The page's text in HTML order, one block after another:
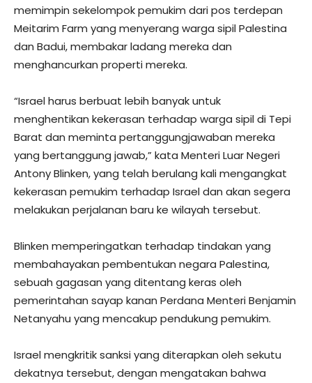
memimpin sekelompok pemukim dari pos terdepan
Meitarim Farm yang menyerang warga sipil Palestina
dan Badui, membakar ladang mereka dan
menghancurkan properti mereka.
“Israel harus berbuat lebih banyak untuk
menghentikan kekerasan terhadap warga sipil di Tepi
Barat dan meminta pertanggungjawaban mereka
yang bertanggung jawab,” kata Menteri Luar Negeri
Antony Blinken, yang telah berulang kali mengangkat
kekerasan pemukim terhadap Israel dan akan segera
melakukan perjalanan baru ke wilayah tersebut.
Blinken memperingatkan terhadap tindakan yang
membahayakan pembentukan negara Palestina,
sebuah gagasan yang ditentang keras oleh
pemerintahan sayap kanan Perdana Menteri Benjamin
Netanyahu yang mencakup pendukung pemukim.
Israel mengkritik sanksi yang diterapkan oleh sekutu
dekatnya tersebut, dengan mengatakan bahwa